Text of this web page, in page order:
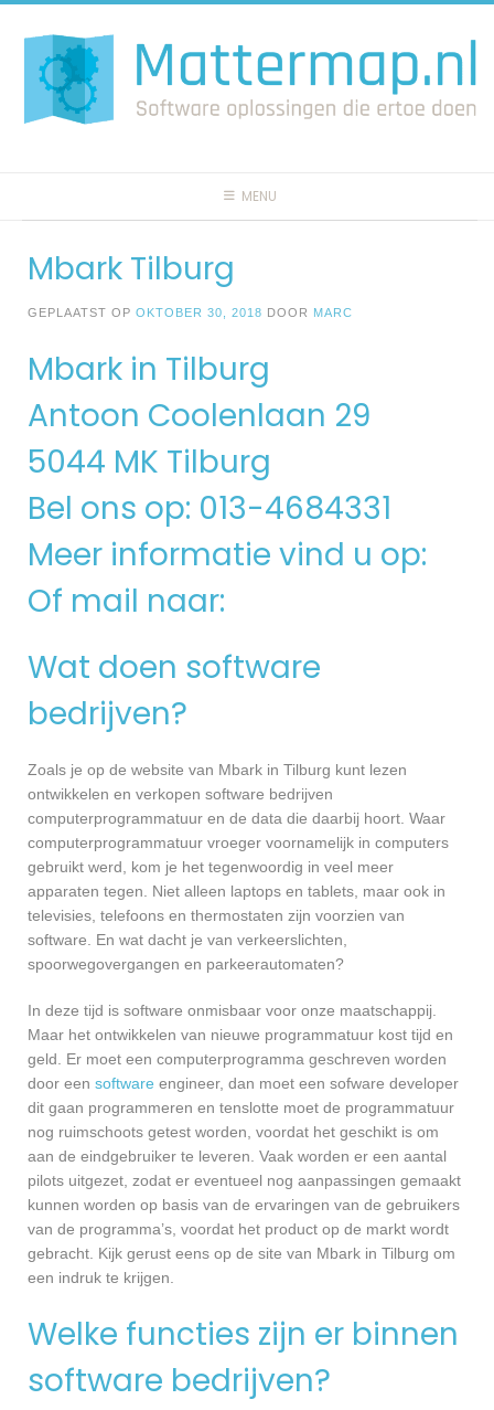
naar
inhoud
MENU
Mbark Tilburg
GEPLAATST OP OKTOBER 30, 2018 DOOR MARC
Mbark in Tilburg
Antoon Coolenlaan 29
5044 MK Tilburg
Bel ons op: 013-4684331
Meer informatie vind u op:
Of mail naar:
Wat doen software
bedrijven?
Zoals je op de website van Mbark in Tilburg kunt lezen
ontwikkelen en verkopen software bedrijven
computerprogrammatuur en de data die daarbij hoort. Waar
computerprogrammatuur vroeger voornamelijk in computers
gebruikt werd, kom je het tegenwoordig in veel meer
apparaten tegen. Niet alleen laptops en tablets, maar ook in
televisies, telefoons en thermostaten zijn voorzien van
software. En wat dacht je van verkeerslichten,
spoorwegovergangen en parkeerautomaten?
In deze tijd is software onmisbaar voor onze maatschappij.
Maar het ontwikkelen van nieuwe programmatuur kost tijd en
geld. Er moet een computerprogramma geschreven worden
door een software engineer, dan moet een sofware developer
dit gaan programmeren en tenslotte moet de programmatuur
nog ruimschoots getest worden, voordat het geschikt is om
aan de eindgebruiker te leveren. Vaak worden er een aantal
pilots uitgezet, zodat er eventueel nog aanpassingen gemaakt
kunnen worden op basis van de ervaringen van de gebruikers
van de programma’s, voordat het product op de markt wordt
gebracht. Kijk gerust eens op de site van Mbark in Tilburg om
een indruk te krijgen.
Welke functies zijn er binnen
software bedrijven?